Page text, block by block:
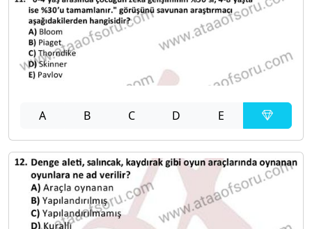
A B C D E